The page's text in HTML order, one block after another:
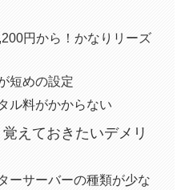
円から！かなりリーズ
短めの設定
ル料がかからない
えておきたいデメリ
ーサーバーの種類が少な